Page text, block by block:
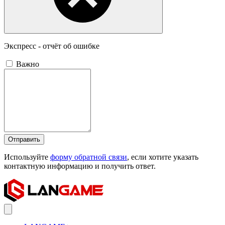
Экспресс - отчёт об ошибке
Важно
Отправить
Используйте форму обратной связи, если хотите указать
контактную информацию и получить ответ.